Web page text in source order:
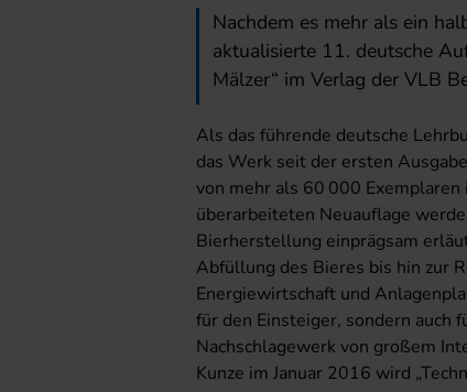
Nachdem es mehr als ein
aktualisierte 11. deutsche
Mälzer“ im Verlag der VLB
Als das führende deutsche
das Werk seit der ersten
von mehr als 60 000
überarbeiteten Neuauflage
Bierherstellung einprägsam
Abfüllung des Bieres bis hin zur
Energiewirtschaft und
für den Einsteiger, sondern auch
Nachschlagewerk von großem
Kunze im Januar 2016 wird